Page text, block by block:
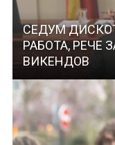
СЕДУМ
РАБОТА, РЕЧЕ
ВИКЕНДОВ